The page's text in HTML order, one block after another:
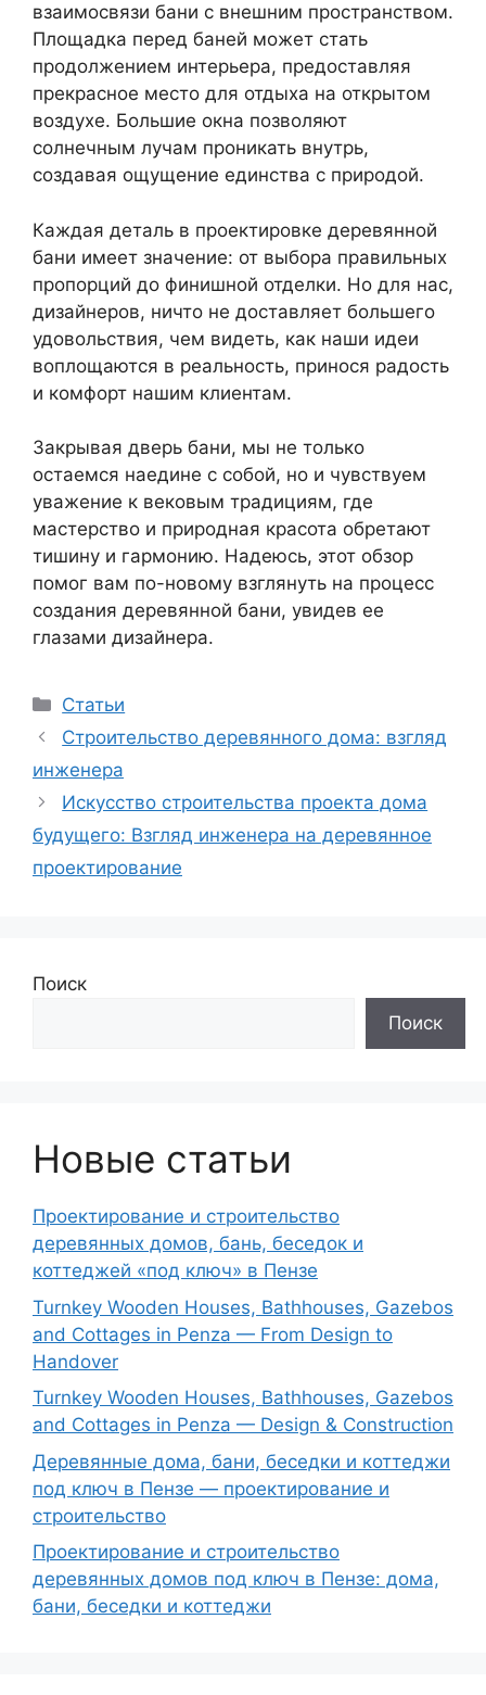
взаимосвязи бани с внешним пространством.
Площадка перед баней может стать
продолжением интерьера, предоставляя
прекрасное место для отдыха на открытом
воздухе. Большие окна позволяют
солнечным лучам проникать внутрь,
создавая ощущение единства с природой.
Каждая деталь в проектировке деревянной
бани имеет значение: от выбора правильных
пропорций до финишной отделки. Но для нас,
дизайнеров, ничто не доставляет большего
удовольствия, чем видеть, как наши идеи
воплощаются в реальность, принося радость
и комфорт нашим клиентам.
Закрывая дверь бани, мы не только
остаемся наедине с собой, но и чувствуем
уважение к вековым традициям, где
мастерство и природная красота обретают
тишину и гармонию. Надеюсь, этот обзор
помог вам по-новому взглянуть на процесс
создания деревянной бани, увидев ее
глазами дизайнера.
Рубрики
Статьи
Строительство деревянного дома: взгляд
инженера
Искусство строительства проекта дома
будущего: Взгляд инженера на деревянное
проектирование
Поиск
Поиск
Новые статьи
Проектирование и строительство
деревянных домов, бань, беседок и
коттеджей «под ключ» в Пензе
Turnkey Wooden Houses, Bathhouses, Gazebos
and Cottages in Penza — From Design to
Handover
Turnkey Wooden Houses, Bathhouses, Gazebos
and Cottages in Penza — Design & Construction
Деревянные дома, бани, беседки и коттеджи
под ключ в Пензе — проектирование и
строительство
Проектирование и строительство
деревянных домов под ключ в Пензе: дома,
бани, беседки и коттеджи